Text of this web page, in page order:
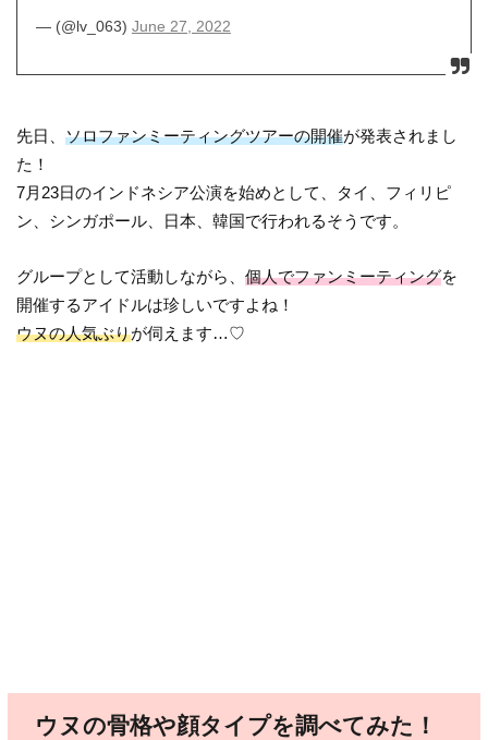
— (@lv_063) June 27, 2022
先日、ソロファンミーティングツアーの開催が発表されまし
た！
7月23日のインドネシア公演を始めとして、タイ、フィリピ
ン、シンガポール、日本、韓国で行われるそうです。
グループとして活動しながら、個人でファンミーティングを
開催するアイドルは珍しいですよね！
ウヌの人気ぶりが伺えます…♡
ウヌの骨格や顔タイプを調べてみた！